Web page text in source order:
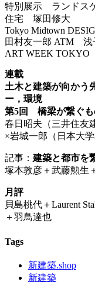
特別展示 ランドス
住宅 塚田修大
Tokyo Midtown
田村友一郎 ATM 浅
ART WEEK TOKYO
連載
土木と建築が向か
ー，環境
第5回 橋梁が繋ぐも
春日昭夫（三井住友
×岩城一郎（日本大学
記事： 建築と都市を
塚本敦彦＋武藤勲生
月評
貝島桃代＋Laurent
＋羽鳥達也
Tags
新建築.shop
新建築